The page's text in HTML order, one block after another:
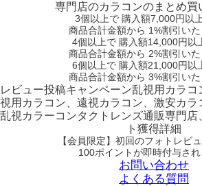
専門店のカラコンのまとめ買
3個以上で 購入額7,000円以上
商品合計金額から 1%割引いた
4個以上で 購入額14,000円以
商品合計金額から 2%割引いた
6個以上で 購入額21,000円以
商品合計金額から 3%割引いた
レビュー投稿キャンペーン乱視用カラコ
視用カラコン、遠視カラコン、激安カラ
乱視カラーコンタクトレンズ通販専門店
ト獲得詳細
【会員限定】初回のフォトレビュ
100ポイントが即時付与され
お問い合わせ
よくある質問